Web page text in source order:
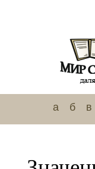
а б в